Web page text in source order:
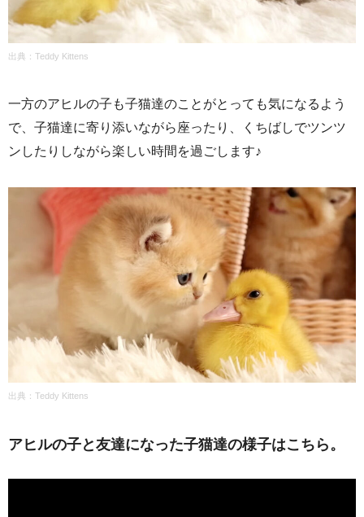
出典： Teddy Kittens
一方のアヒルの子も子猫達のことがとっても気になるよう
で、子猫達に寄り添いながら座ったり、くちばしでツンツ
ンしたりしながら楽しい時間を過ごします♪
出典：Teddy Kittens
アヒルの子と友達になった子猫達の様子はこちら。